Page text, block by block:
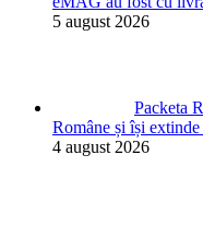
5 august 2026
Packeta
Române și își
4 august 2026